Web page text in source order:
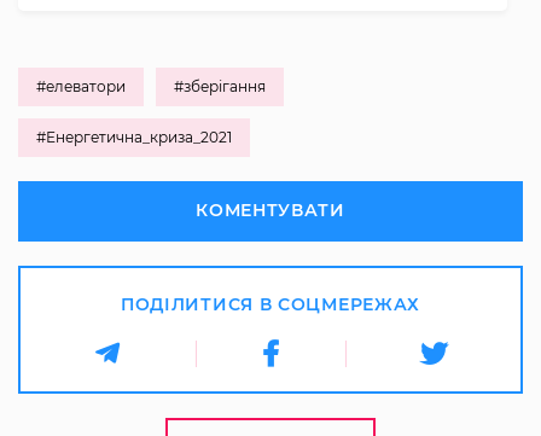
#елеватори #зберігання
#Енергетична_криза_2021
КОМЕНТУВАТИ
ПОДІЛИТИСЯ В СОЦМЕРЕЖАХ